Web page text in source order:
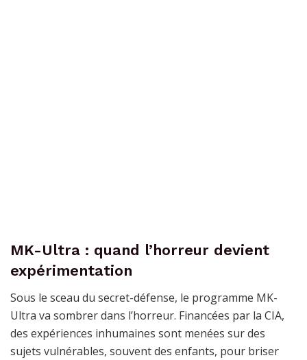
MK-Ultra : quand l’horreur devient
expérimentation
Sous le sceau du secret-défense, le programme MK-
Ultra va sombrer dans l’horreur. Financées par la CIA,
des expériences inhumaines sont menées sur des
sujets vulnérables, souvent des enfants, pour briser